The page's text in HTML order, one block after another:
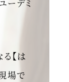
ーデミ
【は
場で